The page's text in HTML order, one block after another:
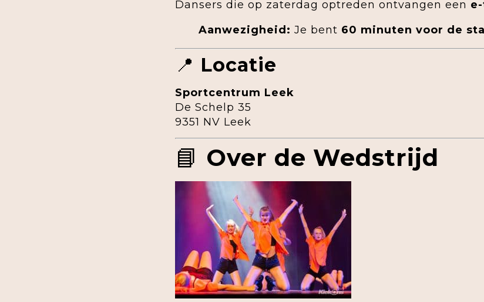
Dansers die op zaterdag optreden ontvangen een
Aanwezigheid: Je bent 60 minuten voor de
📍 Locatie
Sportcentrum Leek
De Schelp 35
9351 NV Leek
📘 Over de Wedstrijd